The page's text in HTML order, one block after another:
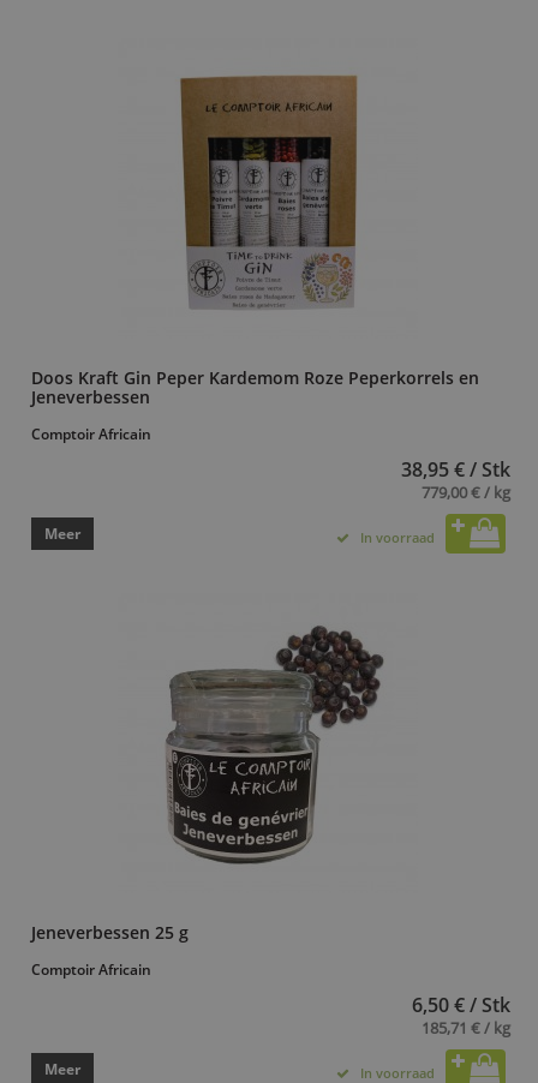
Doos Kraft Gin Peper Kardemom Roze Peperkorrels en
Jeneverbessen
Comptoir Africain
38,95 € / Stk
779,00 € / kg
Meer In voorraad
Jeneverbessen 25 g
Comptoir Africain
6,50 € / Stk
185,71 € / kg
Meer In voorraad